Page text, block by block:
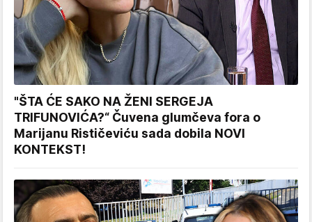
"ŠTA ĆE SAKO NA ŽENI SERGEJA
TRIFUNOVIĆA?“ Čuvena glumčeva fora o
Marijanu Rističeviću sada dobila NOVI
KONTEKST!